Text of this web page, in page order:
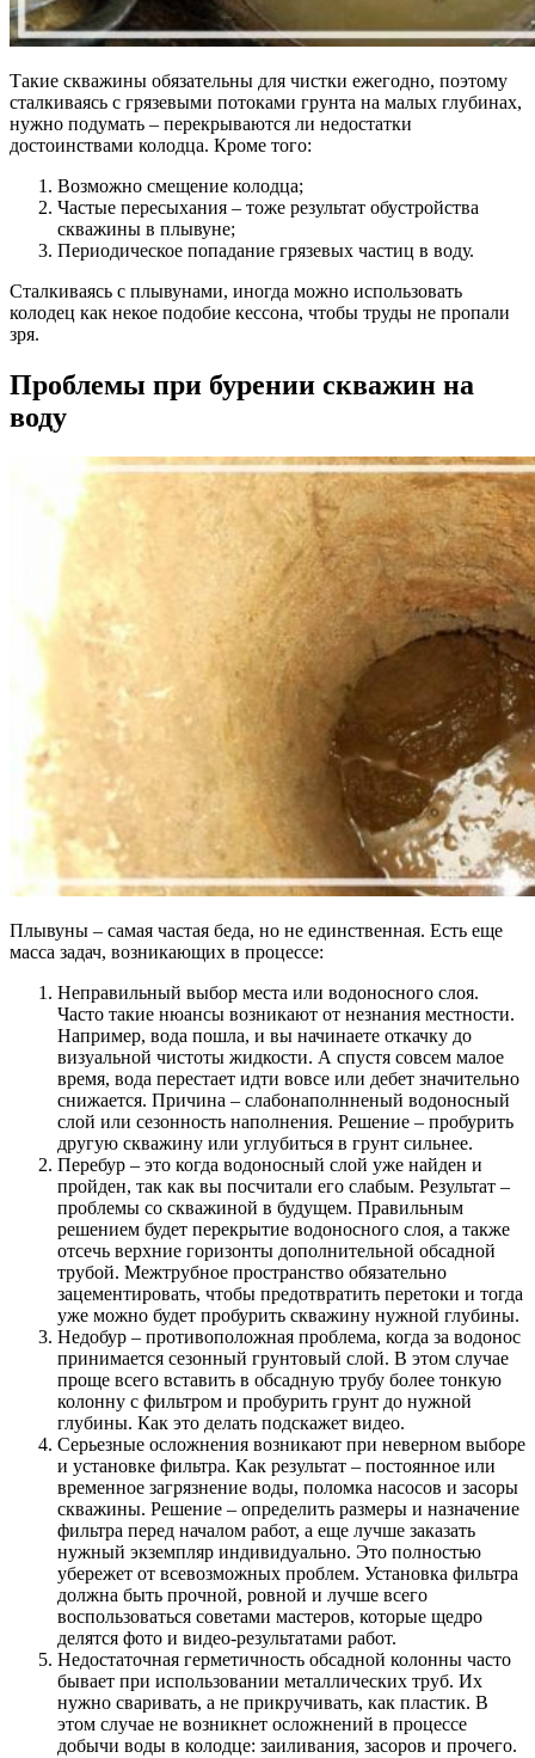
Такие скважины обязательны для чистки ежегодно, поэтому
сталкиваясь с грязевыми потоками грунта на малых глубинах,
нужно подумать – перекрываются ли недостатки
достоинствами колодца. Кроме того:
Возможно смещение колодца;
Частые пересыхания – тоже результат обустройства
скважины в плывуне;
Периодическое попадание грязевых частиц в воду.
Сталкиваясь с плывунами, иногда можно использовать
колодец как некое подобие кессона, чтобы труды не пропали
зря.
Проблемы при бурении скважин на
воду
Плывуны – самая частая беда, но не единственная. Есть еще
масса задач, возникающих в процессе:
Неправильный выбор места или водоносного слоя.
Часто такие нюансы возникают от незнания местности.
Например, вода пошла, и вы начинаете откачку до
визуальной чистоты жидкости. А спустя совсем малое
время, вода перестает идти вовсе или дебет значительно
снижается. Причина – слабонаполнненый водоносный
слой или сезонность наполнения. Решение – пробурить
другую скважину или углубиться в грунт сильнее.
Перебур – это когда водоносный слой уже найден и
пройден, так как вы посчитали его слабым. Результат –
проблемы со скважиной в будущем. Правильным
решением будет перекрытие водоносного слоя, а также
отсечь верхние горизонты дополнительной обсадной
трубой. Межтрубное пространство обязательно
зацементировать, чтобы предотвратить перетоки и тогда
уже можно будет пробурить скважину нужной глубины.
Недобур – противоположная проблема, когда за водонос
принимается сезонный грунтовый слой. В этом случае
проще всего вставить в обсадную трубу более тонкую
колонну с фильтром и пробурить грунт до нужной
глубины. Как это делать подскажет видео.
Серьезные осложнения возникают при неверном выборе
и установке фильтра. Как результат – постоянное или
временное загрязнение воды, поломка насосов и засоры
скважины. Решение – определить размеры и назначение
фильтра перед началом работ, а еще лучше заказать
нужный экземпляр индивидуально. Это полностью
убережет от всевозможных проблем. Установка фильтра
должна быть прочной, ровной и лучше всего
воспользоваться советами мастеров, которые щедро
делятся фото и видео-результатами работ.
Недостаточная герметичность обсадной колонны часто
бывает при использовании металлических труб. Их
нужно сваривать, а не прикручивать, как пластик. В
этом случае не возникнет осложнений в процессе
добычи воды в колодце: заиливания, засоров и прочего.